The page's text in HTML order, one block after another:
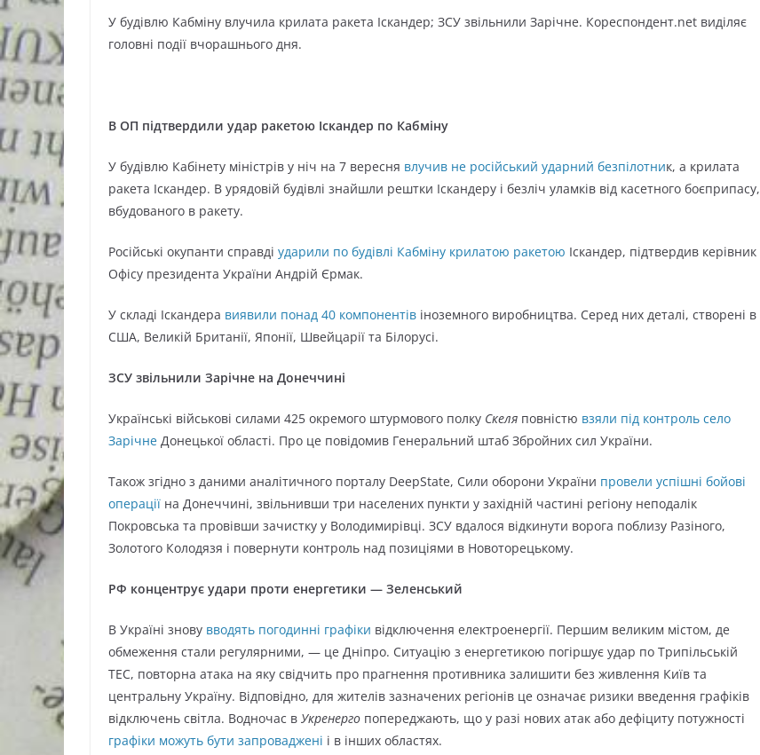
У будівлю Кабміну влучила крилата ракета Іскандер; ЗСУ звільнили Зарічне. Кореспондент.net виділяє
головні події вчорашнього дня.
В ОП підтвердили удар ракетою Іскандер по Кабміну
У будівлю Кабінету міністрів у ніч на 7 вересня влучив не російський ударний безпілотник, а крилата
ракета Іскандер. В урядовій будівлі знайшли рештки Іскандеру і безліч уламків від касетного боєприпасу,
вбудованого в ракету.
Російські окупанти справді ударили по будівлі Кабміну крилатою ракетою Іскандер, підтвердив керівник
Офісу президента України Андрій Єрмак.
У складі Іскандера виявили понад 40 компонентів іноземного виробництва. Серед них деталі, створені в
США, Великій Британії, Японії, Швейцарії та Білорусі.
ЗСУ звільнили Зарічне на Донеччині
Українські військові силами 425 окремого штурмового полку Скеля повністю взяли під контроль село
Зарічне Донецької області. Про це повідомив Генеральний штаб Збройних сил України.
Також згідно з даними аналітичного порталу DeepState, Сили оборони України провели успішні бойові
операції на Донеччині, звільнивши три населених пункти у західній частині регіону неподалік
Покровська та провівши зачистку у Володимирівці. ЗСУ вдалося відкинути ворога поблизу Разіного,
Золотого Колодязя і повернути контроль над позиціями в Новоторецькому.
РФ концентрує удари проти енергетики — Зеленський
В Україні знову вводять погодинні графіки відключення електроенергії. Першим великим містом, де
обмеження стали регулярними, — це Дніпро. Ситуацію з енергетикою погіршує удар по Трипільській
ТЕС, повторна атака на яку свідчить про прагнення противника залишити без живлення Київ та
центральну Україну. Відповідно, для жителів зазначених регіонів це означає ризики введення графіків
відключень світла. Водночас в Укренерго попереджають, що у разі нових атак або дефіциту потужності
графіки можуть бути запроваджені і в інших областях.